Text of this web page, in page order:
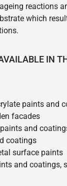
reactions
which
IN
paints and
facades
and
coatings
surface paints
and coatings,